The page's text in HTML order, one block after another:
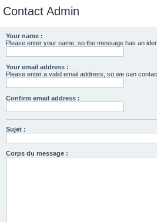
Contact Admin
Your name :
Please enter your name, so the message has an
Your email address :
Please enter a valid email address, so we can
Confirm email address :
Sujet :
Corps du message :